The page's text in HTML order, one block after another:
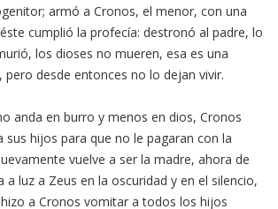
armó a Cronos, el menor, con una
cumplió la profecía: destronó al padre, lo
los dioses no mueren, esa es una
pero desde entonces no lo dejan vivir.
anda en burro y menos en dios, Cronos
hijos para que no le pagaran con la
vuelve a ser la madre, ahora de
a luz a Zeus en la oscuridad y en el silencio,
a Cronos vomitar a todos los hijos